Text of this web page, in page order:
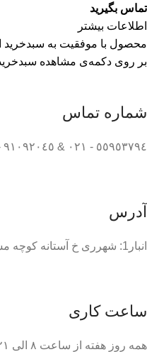
تماس بگیرید
اطلاعات بیشتر
محصول با موفقیت به
بر روی دکمه‌ی مشاهده
شماره تماس
٥٥٩٥٣٧٩٤ - ٠٢١ & ٩١٠٩٢٠٤٥ - ٠٢١ 09125840764 حیدری
آدرس
انبار1: شهرری خ آستانه کوچه مسجدپلاک13 انبار2: حکیمیه خ اتحاد
ساعت کاری
همه روز هفته از ساعت ٨ الی ۲۱